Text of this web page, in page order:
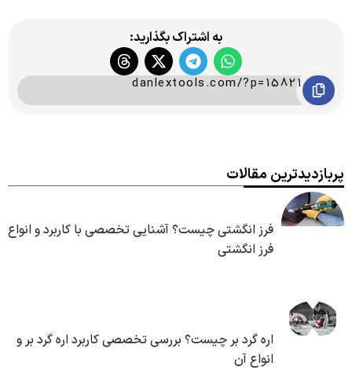
به اشتراک بگذارید:
danlextools.com/?p=15821
پربازدیدترین مقالات
فرز انگشتی چیست؟ آشنایی تخصصی با کاربرد و انواع
فرز انگشتی
اره گرد بر چیست؟ بررسی تخصصی کاربرد اره گرد بر و
انواع آن